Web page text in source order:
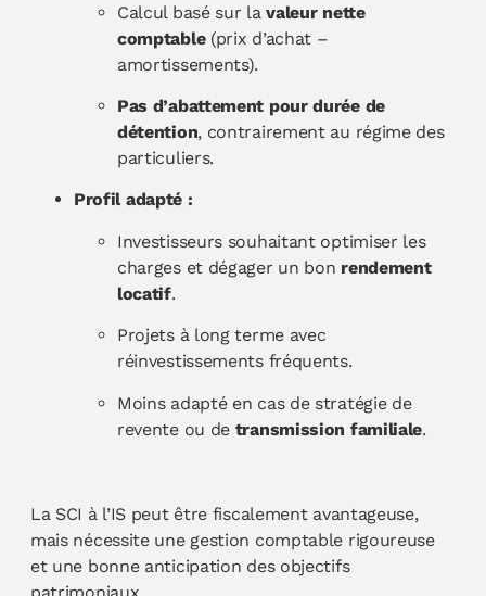
Calcul basé sur lavaleur nette
comptable(prix d’achat –
amortissements).
Pas d’abattement pour durée de
détention, contrairement au régime des
particuliers.
Profil adapté :
Investisseurs souhaitant optimiser les
charges et dégager un bon rendement
locatif.
Projets à long terme avec
réinvestissements fréquents.
Moins adapté en cas de stratégie de
revente ou de transmission familiale.
La SCI à l’IS peut être fiscalement avantageuse,
mais nécessite une gestion comptable rigoureuse
et une bonne anticipation des objectifs